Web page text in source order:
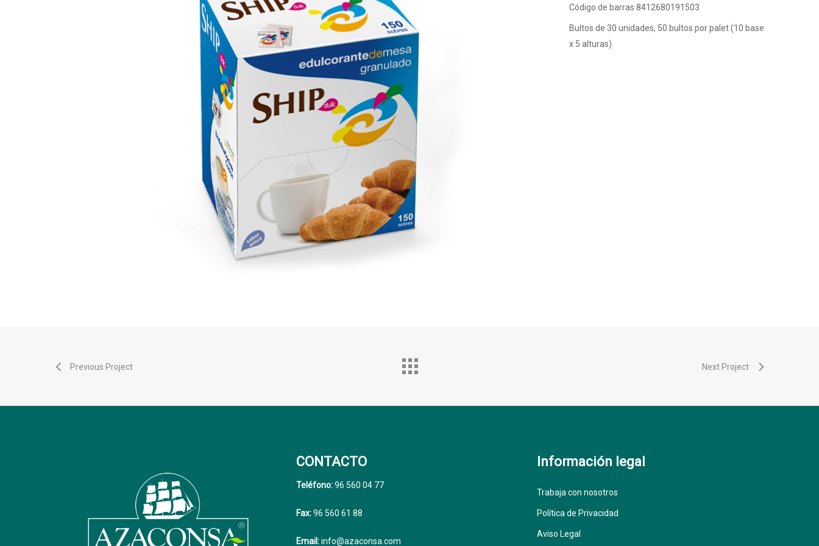
Código de barras 8412680191503
Bultos de 30 unidades, 50 bultos por palet (10 base
x 5 alturas)
Previous Project Next Project
CONTACTO
Teléfono:96 560 04 77
Fax:96 560 61 88
Email:info@azaconsa.com
Información legal
Trabaja con nosotros
Política de Privacidad
Aviso Legal